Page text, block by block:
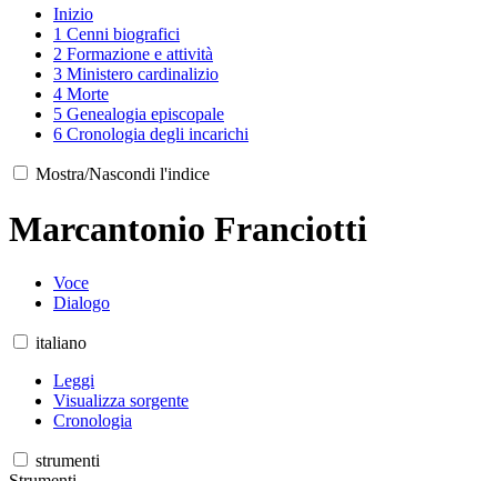
Inizio
1 Cenni biografici
2 Formazione e attività
3 Ministero cardinalizio
4 Morte
5 Genealogia episcopale
6 Cronologia degli incarichi
Mostra/Nascondi l'indice
Marcantonio Franciotti
Voce
Dialogo
italiano
Leggi
Visualizza sorgente
Cronologia
strumenti